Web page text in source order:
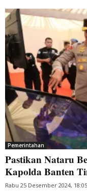
Pemerintahan
Pastikan Nataru
Kapolda Banten
Rabu 25 Desember 2024,